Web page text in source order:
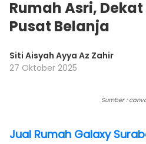
Rumah Asri,
Pusat Belanja
Siti Aisyah Ayya Az Zahir
27 Oktober 2025
Sumber :
Jual Rumah Galaxy